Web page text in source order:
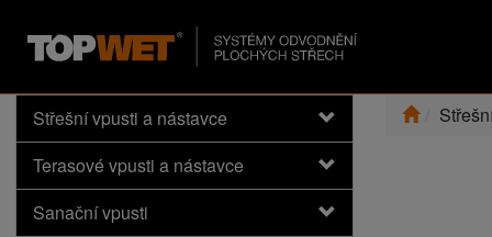
Střešní vpusti a nástavce
Terasové vpusti a nástavce
Sanační vpusti